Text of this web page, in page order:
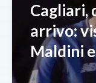
Cagliari,
arrivo:
Maldini